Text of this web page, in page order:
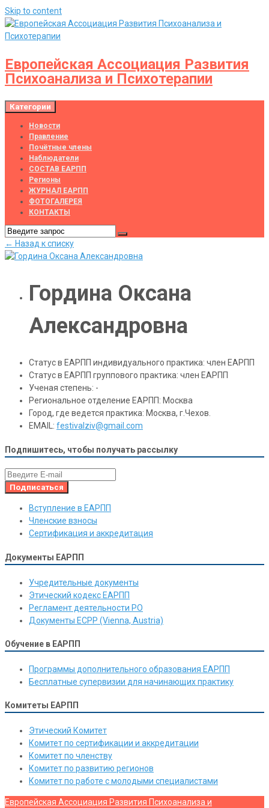
Skip to content
Европейская Ассоциация Развития
Психоанализа и Психотерапии
Категории
Новости
Правление
Почётные члены
Наблюдатели
СОСТАВ ЕАРПП
Регионы
ЖУРНАЛ ЕАРПП
ФОТОГАЛЕРЕЯ
КОНТАКТЫ
← Назад к списку
Гордина Оксана
Александровна
Статус в ЕАРПП индивидуального практика: член ЕАРПП
Статус в ЕАРПП группового практика: член ЕАРПП
Ученая степень: -
Региональное отделение ЕАРПП: Москва
Город, где ведется практика: Москва, г.Чехов.
EMAIL: festivalziv@gmail.com
Подпишитесь, чтобы получать рассылку
Вступление в ЕАРПП
Членские взносы
Сертификация и аккредитация
Документы ЕАРПП
Учредительные документы
Этический кодекс ЕАРПП
Регламент деятельности РО
Документы ЕСРР (Vienna, Austria)
Обучение в ЕАРПП
Программы дополнительного образования ЕАРПП
Бесплатные супервизии для начинающих практику
Комитеты ЕАРПП
Этический Комитет
Комитет по сертификации и аккредитации
Комитет по членству
Комитет по развитию регионов
Комитет по работе с молодыми специалистами
Европейская Ассоциация Развития Психоанализа и